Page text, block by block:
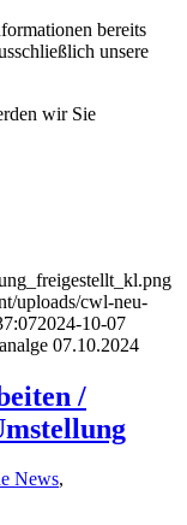
bereits
unsere
wir Sie
uploads/cwl-neu-
2024-10-07
07.10.2024
/
News,